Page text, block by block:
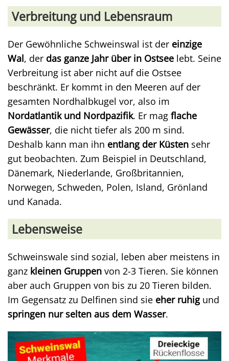
Verbreitung und Lebensraum
Der Gewöhnliche Schweinswal ist der einzige
Wal, der das ganze Jahr über in Ostsee lebt. Seine
Verbreitung ist aber nicht auf die Ostsee
beschränkt. Er kommt in den Meeren auf der
gesamten Nordhalbkugel vor, also im
Nordatlantik und Nordpazifik. Er mag flache
Gewässer, die nicht tiefer als 200 m sind.
Deshalb kann man ihn entlang der Küsten sehr
gut beobachten. Zum Beispiel in Deutschland,
Dänemark, Niederlande, Großbritannien,
Norwegen, Schweden, Polen, Island, Grönland
und Kanada.
Lebensweise
Schweinswale sind sozial, leben aber meistens in
ganz kleinen Gruppen von 2-3 Tieren. Sie können
aber auch Gruppen von bis zu 20 Tieren bilden.
Im Gegensatz zu Delfinen sind sie eher ruhigund
springen nur selten aus dem Wasser.